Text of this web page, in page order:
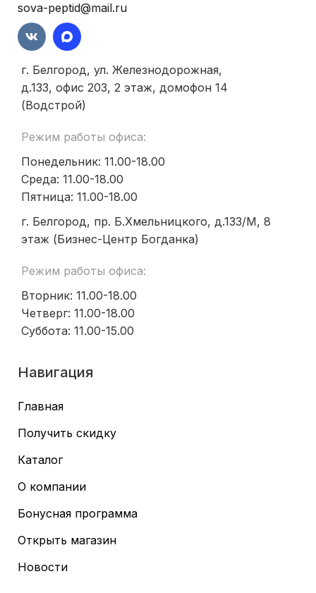
sova-peptid@mail.ru
г. Белгород, ул. Железнодорожная,
д.133, офис 203, 2 этаж, домофон 14
(Водстрой)
Режим работы офиса:
Понедельник: 11.00-18.00
Среда: 11.00-18.00
Пятница: 11.00-18.00
г. Белгород, пр. Б.Хмельницкого, д.133/М, 8
этаж (Бизнес-Центр Богданка)
Режим работы офиса:
Вторник: 11.00-18.00
Четверг: 11.00-18.00
Суббота: 11.00-15.00
Навигация
Главная
Получить скидку
Каталог
О компании
Бонусная программа
Открыть магазин
Новости